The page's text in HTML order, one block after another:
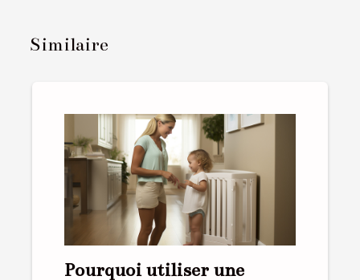
Similaire
Pourquoi utiliser une